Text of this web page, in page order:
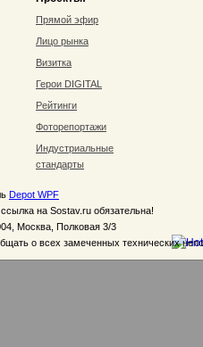
Прямой эфир
Лицо рынка
Визитка
Герои DIGITAL
Рейтинги
Фоторепортажи
Индустриальные
стандарты
Depot WPF
на Sostav.ru обязательна!
Москва, Полковая 3/3
о всех замеченных технических